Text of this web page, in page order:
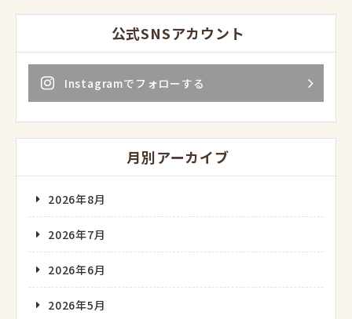
公式SNSアカウント
Instagramでフォローする
月別アーカイブ
2026年8月
2026年7月
2026年6月
2026年5月